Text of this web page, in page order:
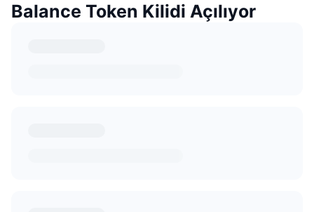
Balance Token Kilidi Açılıyor